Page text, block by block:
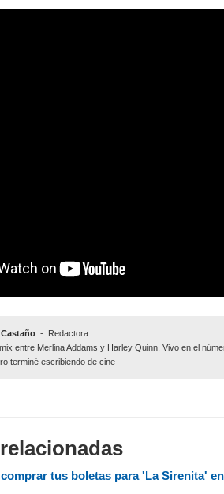
- Redactora
entre Merlina Addams y Harley Quinn. Vivo en el
terminé escribiendo de cine
tus boletas para 'La Sirenita'